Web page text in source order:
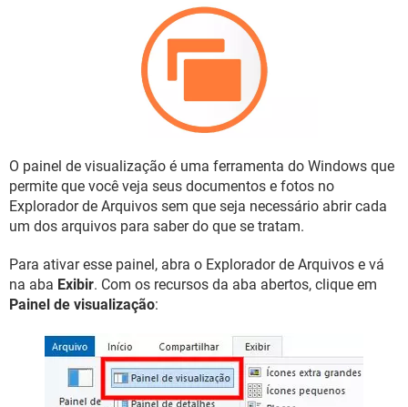
EXCEL
GMAIL
O painel de visualização é uma ferramenta do Windows que
permite que você veja seus documentos e fotos no
Explorador de Arquivos sem que seja necessário abrir cada
um dos arquivos para saber do que se tratam.
Para ativar esse painel, abra o Explorador de Arquivos e vá
na aba Exibir. Com os recursos da aba abertos, clique em
Painel de visualização: